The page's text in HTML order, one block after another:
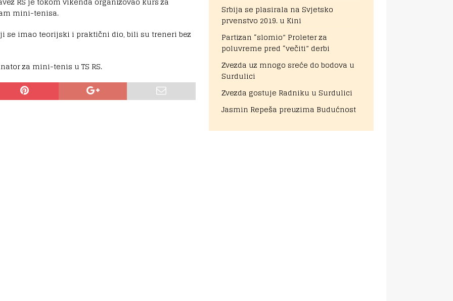
mini-tenisa.
se imao teorijski i praktični dio, bili su treneri bez
za mini-tenis u TS RS.
Srbija se plasirala na Svjetsko
prvenstvo 2019. u Kini
Partizan “slomio” Proleter za
poluvreme pred “večiti” derbi
Zvezda uz mnogo sreće do bodova u
Surdulici
Zvezda gostuje Radniku u Surdulici
Jasmin Repeša preuzima Budućnost